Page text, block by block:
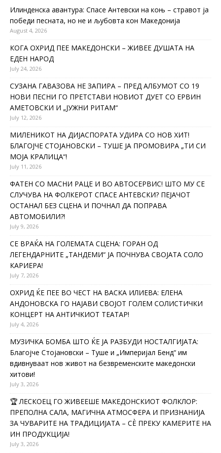
Илинденска авантура: Спасе Антевски на коњ – стравот ја
победи песната, но не и љубовта кон Македонија
August 4, 2026
КОГА ОХРИД ПЕЕ МАКЕДОНСКИ – ЖИВЕЕ ДУШАТА НА
ЕДЕН НАРОД
July 24, 2026
СУЗАНА ГАВАЗОВА НЕ ЗАПИРА – ПРЕД АЛБУМОТ СО 19
НОВИ ПЕСНИ ГО ПРЕТСТАВИ НОВИОТ ДУЕТ СО ЕРВИН
АМЕТОВСКИ И „ЈУЖНИ РИТАМ“
July 12, 2026
МИЛЕНИКОТ НА ДИЈАСПОРАТА УДИРА СО НОВ ХИТ!
БЛАГОЈЧЕ СТОЈАНОВСКИ – ТУШЕ ЈА ПРОМОВИРА „ТИ СИ
МОЈА КРАЛИЦА“!
July 11, 2026
ФАТЕН СО МАСНИ РАЦЕ И ВО АВТОСЕРВИС! ШТО МУ СЕ
СЛУЧУВА НА ФОЛКЕРОТ СПАСЕ АНТЕВСКИ? ПЕЈАЧОТ
ОСТАНАЛ БЕЗ СЦЕНА И ПОЧНАЛ ДА ПОПРАВА
АВТОМОБИЛИ?!
July 9, 2026
СЕ ВРАЌА НА ГОЛЕМАТА СЦЕНА: ГОРАН ОД
ЛЕГЕНДАРНИТЕ „ТАНДЕМИ“ ЈА ПОЧНУВА СВОЈАТА СОЛО
КАРИЕРА!
July 7, 2026
ОХРИД ЌЕ ПЕЕ ВО ЧЕСТ НА ВАСКА ИЛИЕВА: ЕЛЕНА
АНДОНОВСКА ГО НАЈАВИ СВОЈОТ ГОЛЕМ СОЛИСТИЧКИ
КОНЦЕРТ НА АНТИЧКИОТ ТЕАТАР!
July 4, 2026
МУЗИЧКА БОМБА ШТО ЌЕ ЈА РАЗБУДИ НОСТАЛГИЈАТА:
Благојче Стојановски – Туше и „Империјал Бенд“ им
вдивнуваат нов живот на безвременските македонски
хитови!
July 3, 2026
🏆 ЛЕСКОЕЦ ГО ЖИВЕЕШЕ МАКЕДОНСКИОТ ФОЛКЛОР:
ПРЕПОЛНА САЛА, МАГИЧНА АТМОСФЕРА И ПРИЗНАНИЈА
ЗА ЧУВАРИТЕ НА ТРАДИЦИЈАТА – СÈ ПРЕКУ КАМЕРИТЕ НА
ИН ПРОДУКЦИЈА!
July 3, 2026